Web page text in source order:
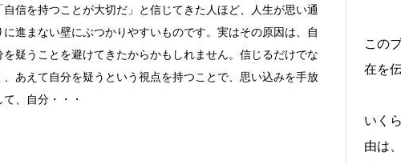
「自信を持つことが大切だ」と信じてきた人ほど、人生が思い通
に進まない壁にぶつかりやすいものです。実はその原因は、自
を疑うことを避けてきたからかもしれません。信じるだけでな
、あえて自分を疑うという視点を持つことで、思い込みを手放
て、自分・・・
この
在を
いく
由は